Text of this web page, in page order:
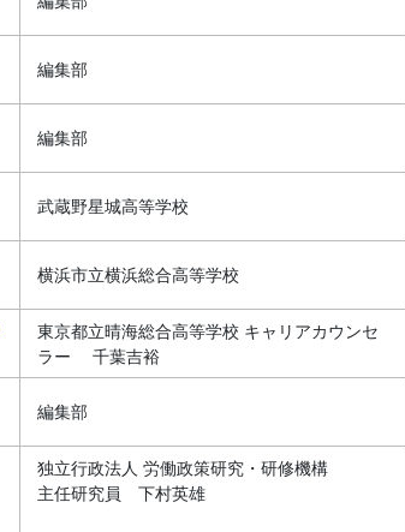
編集部
編集部
武蔵野星城高等学校
横浜市立横浜総合高等学校
東京都立晴海総合高等学校 キャリアカウンセ
ラー 千葉吉裕
編集部
独立行政法人 労働政策研究・研修機構
主任研究員 下村英雄